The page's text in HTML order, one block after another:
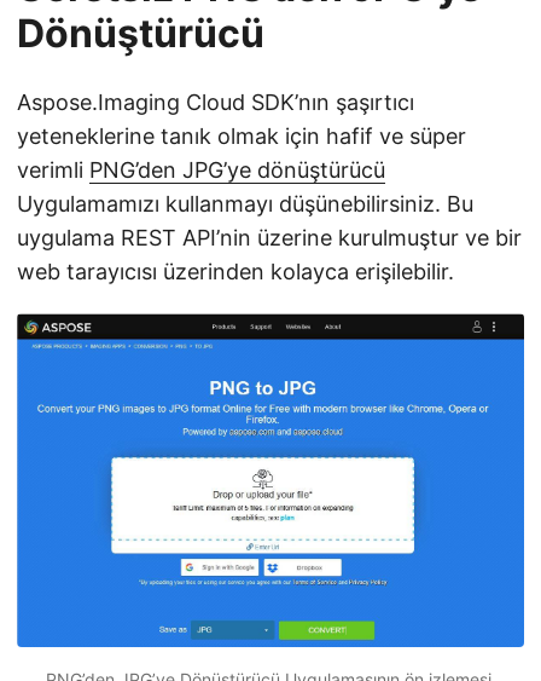
Dönüştürücü
Aspose.Imaging Cloud SDK’nın şaşırtıcı
yeteneklerine tanık olmak için hafif ve süper
verimli PNG’den JPG’ye dönüştürücü
Uygulamamızı kullanmayı düşünebilirsiniz. Bu
uygulama REST API’nin üzerine kurulmuştur ve bir
web tarayıcısı üzerinden kolayca erişilebilir.